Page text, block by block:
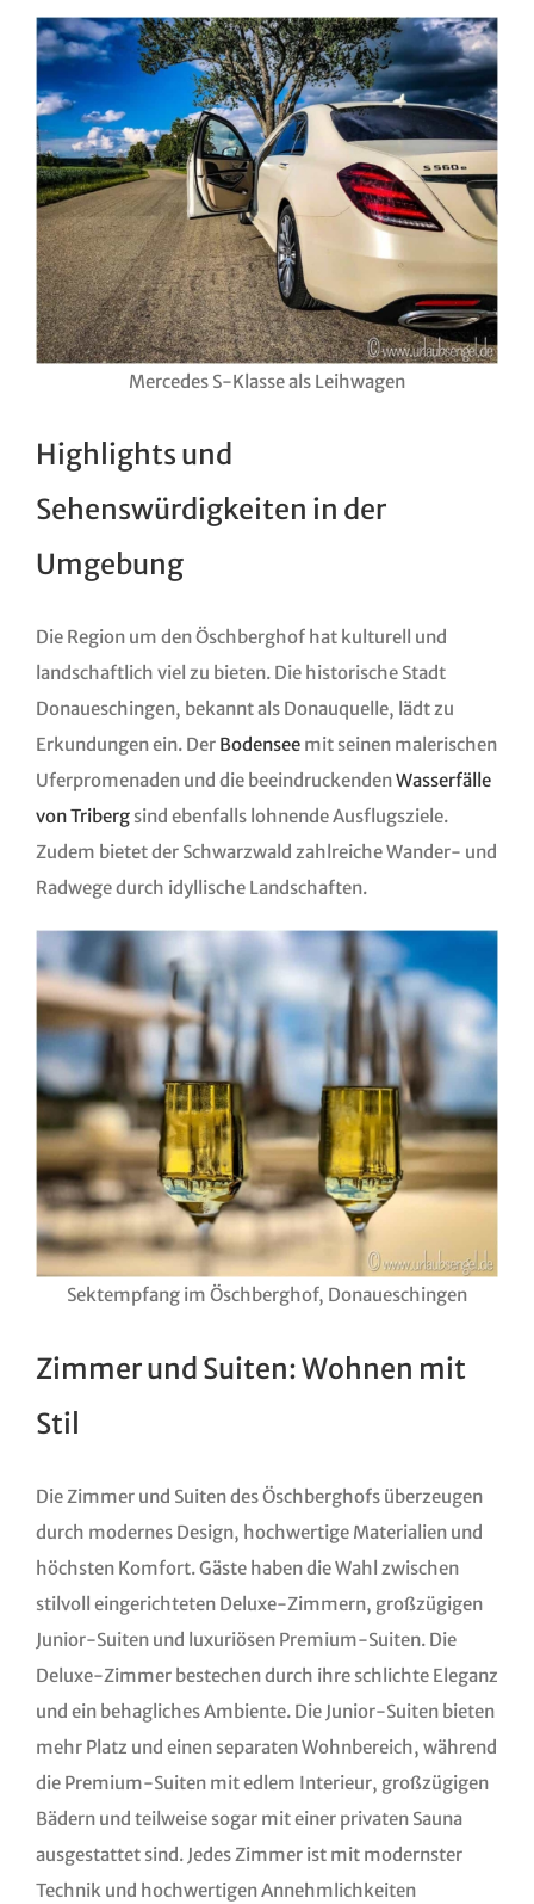
Mercedes S-Klasse als Leihwagen
Highlights und
Sehenswürdigkeiten in der
Umgebung
Die Region um den Öschberghof hat kulturell und
landschaftlich viel zu bieten. Die historische Stadt
Donaueschingen, bekannt als Donauquelle, lädt zu
Erkundungen ein. Der Bodenseemit seinen malerischen
Uferpromenaden und die beeindruckendenWasserfälle
von Tribergsind ebenfalls lohnende Ausflugsziele.
Zudem bietet der Schwarzwald zahlreiche Wander- und
Radwege durch idyllische Landschaften.
Sektempfang im Öschberghof, Donaueschingen
Zimmer und Suiten: Wohnen mit
Stil
Die Zimmer und Suiten des Öschberghofs überzeugen
durch modernes Design, hochwertige Materialien und
höchsten Komfort. Gäste haben die Wahl zwischen
stilvoll eingerichteten Deluxe-Zimmern, großzügigen
Junior-Suiten und luxuriösen Premium-Suiten. Die
Deluxe-Zimmer bestechen durch ihre schlichte Eleganz
und ein behagliches Ambiente. Die Junior-Suiten bieten
mehr Platz und einen separaten Wohnbereich, während
die Premium-Suiten mit edlem Interieur, großzügigen
Bädern und teilweise sogar mit einer privaten Sauna
ausgestattet sind. Jedes Zimmer ist mit modernster
Technik und hochwertigen Annehmlichkeiten